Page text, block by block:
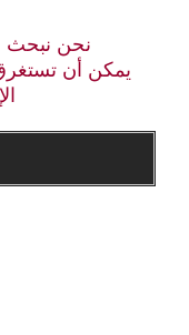
نحن نبحث
يمكن أن